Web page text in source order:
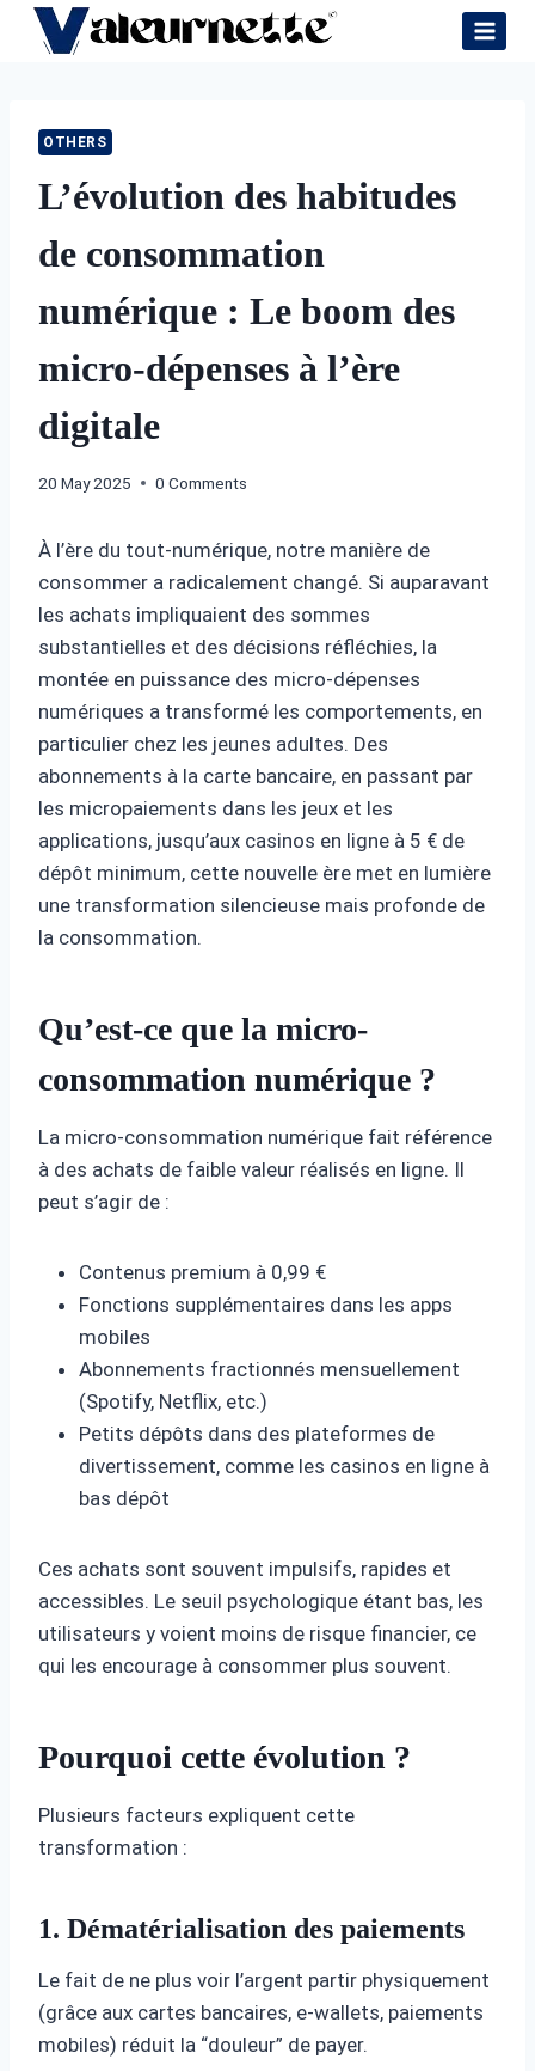
Skip
OTHERS
L’évolution des habitudes
de consommation
numérique : Le boom des
micro-dépenses à l’ère
digitale
20 May 2025 0 Comments
À l’ère du tout-numérique, notre manière de
consommer a radicalement changé. Si auparavant
les achats impliquaient des sommes
substantielles et des décisions réfléchies, la
montée en puissance des micro-dépenses
numériques a transformé les comportements, en
particulier chez les jeunes adultes. Des
abonnements à la carte bancaire, en passant par
les micropaiements dans les jeux et les
applications, jusqu’aux casinos en ligne à 5 € de
dépôt minimum, cette nouvelle ère met en lumière
une transformation silencieuse mais profonde de
la consommation.
Qu’est-ce que la micro-
consommation numérique ?
La micro-consommation numérique fait référence
à des achats de faible valeur réalisés en ligne. Il
peut s’agir de :
Contenus premium à 0,99 €
Fonctions supplémentaires dans les apps
mobiles
Abonnements fractionnés mensuellement
(Spotify, Netflix, etc.)
Petits dépôts dans des plateformes de
divertissement, comme les casinos en ligne à
bas dépôt
Ces achats sont souvent impulsifs, rapides et
accessibles. Le seuil psychologique étant bas, les
utilisateurs y voient moins de risque financier, ce
qui les encourage à consommer plus souvent.
Pourquoi cette évolution ?
Plusieurs facteurs expliquent cette
transformation :
1. Dématérialisation des paiements
Le fait de ne plus voir l’argent partir physiquement
(grâce aux cartes bancaires, e-wallets, paiements
mobiles) réduit la “douleur” de payer.